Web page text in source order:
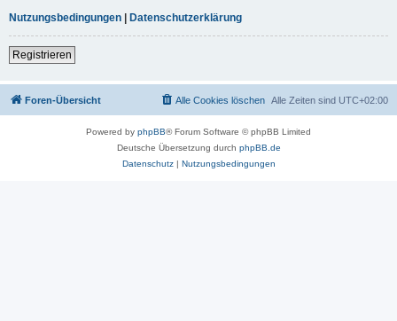
Nutzungsbedingungen | Datenschutzerklärung
Registrieren
Foren-Übersicht Alle Zeiten sind UTC+02:00
Alle Cookies löschen
Powered by phpBB® Forum Software © phpBB Limited
Deutsche Übersetzung durch phpBB.de
Datenschutz| Nutzungsbedingungen